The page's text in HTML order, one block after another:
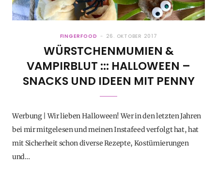
FINGERFOOD 26. OKTOBER 2017
WÜRSTCHENMUMIEN &
VAMPIRBLUT ::: HALLOWEEN –
SNACKS UND IDEEN MIT PENNY
Werbung | Wir lieben Halloween! Wer in den letzten Jahren
bei mir mitgelesen und meinen Instafeed verfolgt hat, hat
mit Sicherheit schon diverse Rezepte, Kostümierungen
und…